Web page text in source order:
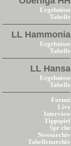
Ergebnisse
Tabelle
LL Hammonia
Ergebnisse
Tabelle
LL Hansa
Ergebnisse
Tabelle
Forum
Live
Interview
Tippspiel
Spr che
Newsarchiv
Tabellenarchiv